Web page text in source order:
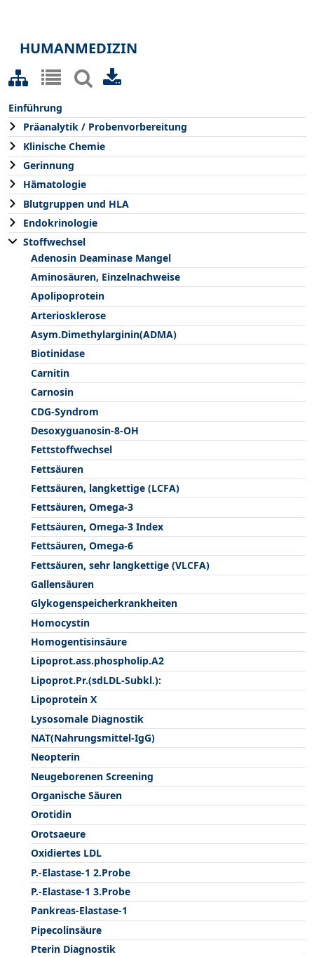
HUMANMEDIZIN
Einführung
Präanalytik / Probenvorbereitung
Klinische Chemie
Gerinnung
Hämatologie
Blutgruppen und HLA
Endokrinologie
Stoffwechsel
Adenosin Deaminase Mangel
Aminosäuren, Einzelnachweise
Apolipoprotein
Arteriosklerose
Asym.Dimethylarginin(ADMA)
Biotinidase
Carnitin
Carnosin
CDG-Syndrom
Desoxyguanosin-8-OH
Fettstoffwechsel
Fettsäuren
Fettsäuren, langkettige (LCFA)
Fettsäuren, Omega-3
Fettsäuren, Omega-3 Index
Fettsäuren, Omega-6
Fettsäuren, sehr langkettige (VLCFA)
Gallensäuren
Glykogenspeicherkrankheiten
Homocystin
Homogentisinsäure
Lipoprot.ass.phospholip.A2
Lipoprot.Pr.(sdLDL-Subkl.):
Lipoprotein X
Lysosomale Diagnostik
NAT(Nahrungsmittel-IgG)
Neopterin
Neugeborenen Screening
Organische Säuren
Orotidin
Orotsaeure
Oxidiertes LDL
P.-Elastase-1 2.Probe
P.-Elastase-1 3.Probe
Pankreas-Elastase-1
Pipecolinsäure
Pterin Diagnostik